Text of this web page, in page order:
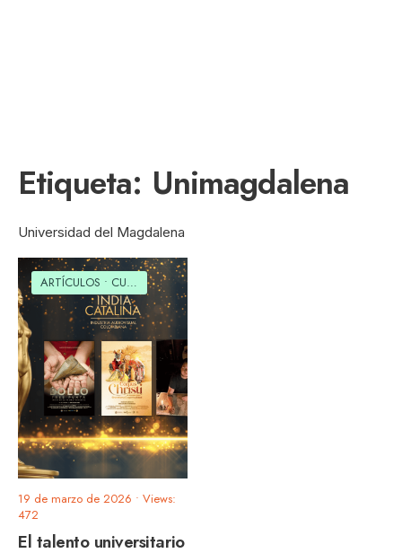
Etiqueta: Unimagdalena
Universidad del Magdalena
ARTÍCULOS • CULTURAL
19 de marzo de 2026 • Views:
472
El talento universitario